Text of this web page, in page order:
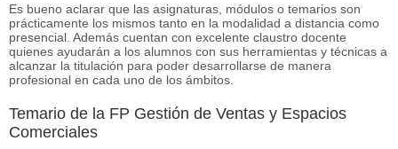
Es bueno aclarar que las asignaturas, módulos o temarios son
prácticamente los mismos tanto en la modalidad a distancia como
presencial. Además cuentan con excelente claustro docente
quienes ayudarán a los alumnos con sus herramientas y técnicas a
alcanzar la titulación para poder desarrollarse de manera
profesional en cada uno de los ámbitos.
Temario de la FP Gestión de Ventas y Espacios
Comerciales